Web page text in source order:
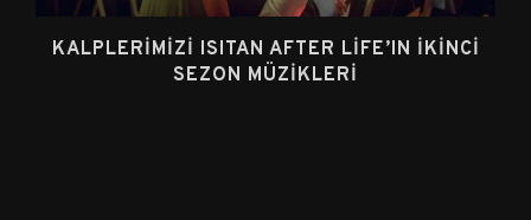
KALPLERIMIZI ISITAN AFTER LIFE’IN İKINCI
SEZON MÜZIKLERI